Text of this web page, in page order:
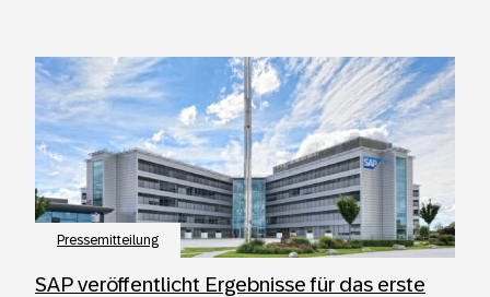
Pressemitteilung
SAP veröffentlicht Ergebnisse für das erste